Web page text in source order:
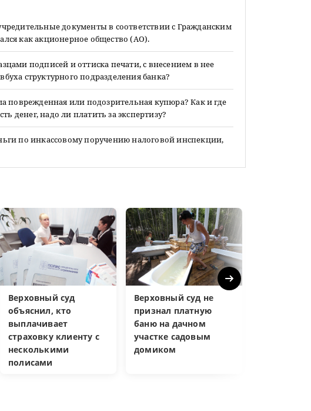
документы в соответствии с Гражданским
как акционерное общество (АО).
подписей и оттиска печати, с внесением в нее
структурного подразделения банка?
поврежденная или подозрительная купюра? Как и где
денег, надо ли платить за экспертизу?
по инкассовому поручению налоговой инспекции,
Верховный суд
объяснил, кто
выплачивает
страховку клиенту с
несколькими
полисами
Верховный суд не
признал платную
баню на дачном
участке садовым
домиком
Next